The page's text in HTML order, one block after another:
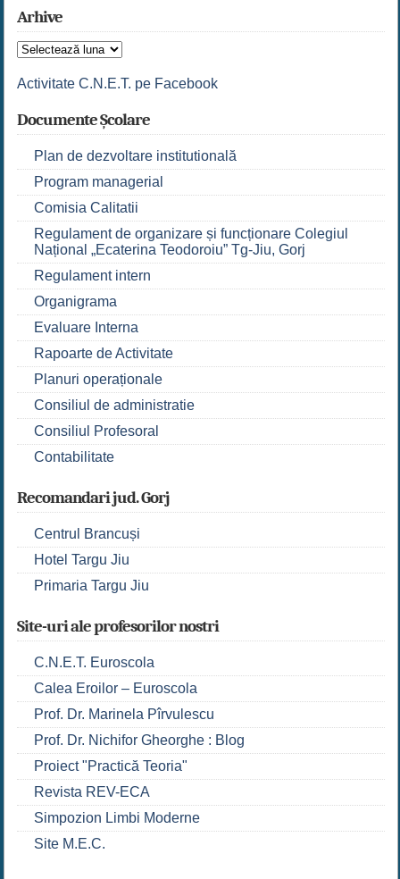
Arhive
Arhive
Activitate C.N.E.T. pe Facebook
Documente Școlare
Plan de dezvoltare institutională
Program managerial
Comisia Calitatii
Regulament de organizare și funcționare Colegiul
Național „Ecaterina Teodoroiu” Tg-Jiu, Gorj
Regulament intern
Organigrama
Evaluare Interna
Rapoarte de Activitate
Planuri operaționale
Consiliul de administratie
Consiliul Profesoral
Contabilitate
Recomandari jud. Gorj
Centrul Brancuși
Hotel Targu Jiu
Primaria Targu Jiu
Site-uri ale profesorilor nostri
C.N.E.T. Euroscola
Calea Eroilor – Euroscola
Prof. Dr. Marinela Pîrvulescu
Prof. Dr. Nichifor Gheorghe : Blog
Proiect "Practică Teoria"
Revista REV-ECA
Simpozion Limbi Moderne
Site M.E.C.